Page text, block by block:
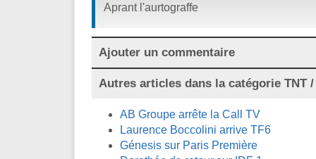
Aprant l'aurtograffe
Ajouter un commentaire
Autres articles dans la catégorie TNT
AB Groupe arrête la Call TV
Laurence Boccolini arrive TF6
Génesis sur Paris Première